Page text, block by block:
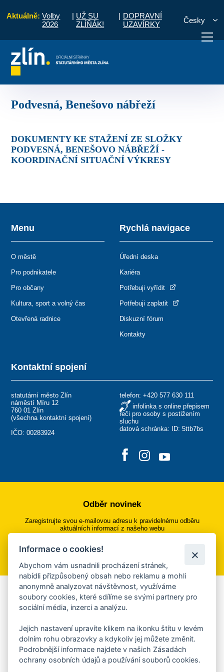
Aktuálně: Volby
2026
| UŽ SU
ZLÍŇÁK!
| DOPRAVNÍ
UZAVÍRKY
Česky
vyřídit Potřebuji zaplatit
Podvesná, Benešovo nábřeží
DOKUMENTY KE STAŽENÍ ZE SLOŽKY
PODVESNÁ, BENEŠOVO NÁBŘEŽÍ -
KOORDINAČNÍ SITUAČNÍ VÝKRESY
Kontaktní spojení
statutární město Zlín
náměstí Míru 12
760 01 Zlín
(všechna kontaktní spojení)
IČO: 00283924
telefon: +420 577 630 111
infolinka s online přepisem
řeči pro osoby s postižením
sluchu
datová schránka: ID: 5ttb7bs
Menu
O městě
Pro podnikatele
Pro občany
Kultura, sport a volný čas
Otevřená radnice
Rychlá navigace
Úřední deska
Kariéra
Potřebuji vyřídit
Potřebuji zaplatit
Diskuzní fórum
Kontakty
Odběr novinek
Zaregistrujte svou e-mailovou adresu k pravidelnému odběru
aktuálních informací z našeho webu
Přihlásit se k odběru
Aplikace Mobilní rozhlas
Chcete dostávat do svého mobilu či mailu upozornění na
ankety, pozvánky na kulturní a sportovní akce?
Více informací o aplikaci
Informace o cookies!
Abychom vám usnadnili procházení stránek,
nabídli přizpůsobený obsah nebo reklamu a mohli
anonymně analyzovat návštěvnost, využíváme
soubory cookies, které sdílíme se svými partnery pro
sociální média, inzerci a analýzu.
Jejich nastavení upravíte klikem na ikonku štítu v levém
dolním rohu obrazovky a kdykoliv jej můžete změnit.
Podrobnější informace najdete v našich Zásadách
ochrany osobních údajů a používání souborů cookies.